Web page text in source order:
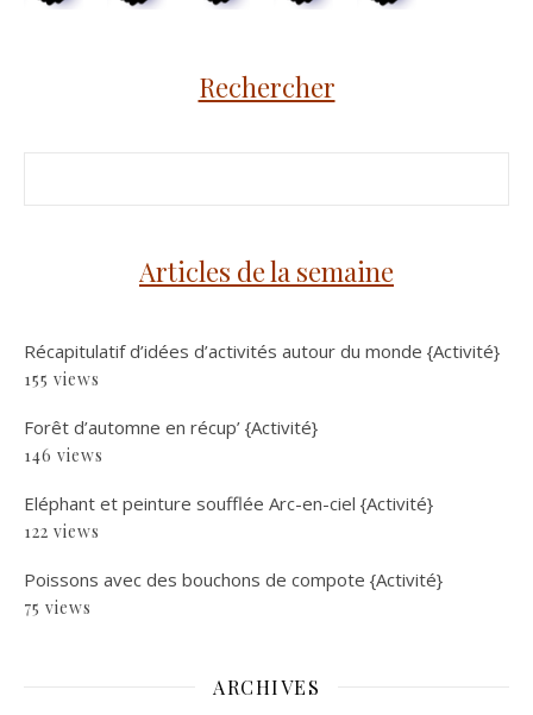
Rechercher
Articles de la semaine
Récapitulatif d’idées d’activités autour du monde {Activité}
155 views
Forêt d’automne en récup’ {Activité}
146 views
Eléphant et peinture soufflée Arc-en-ciel {Activité}
122 views
Poissons avec des bouchons de compote {Activité}
75 views
ARCHIVES